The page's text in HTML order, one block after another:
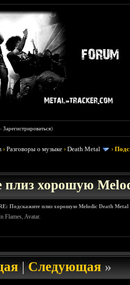
Зарегистрироваться)
›Разговоры о музыке ›Death Metal ›
плиз хорошую
Подскажите плиз хорошую Melodic Death Metal
Flames, Avatar.
|Следующая»